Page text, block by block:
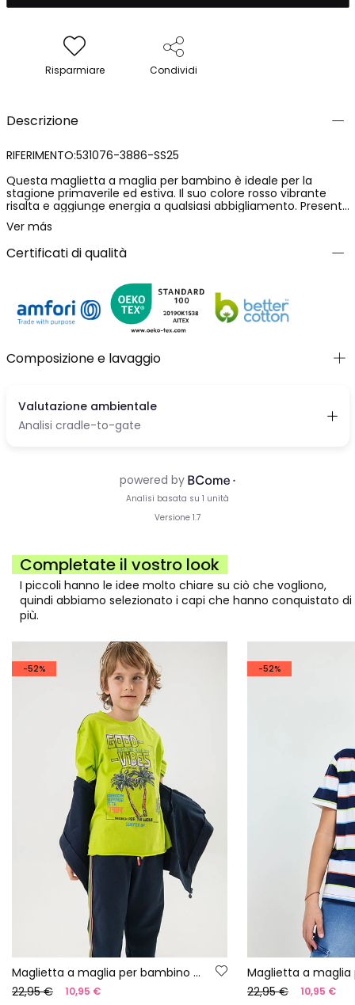
Risparmiare Condividi
Descrizione
RIFERIMENTO:531076-3886-SS25
Questa maglietta a maglia per bambino è ideale per la
stagione primaverile ed estiva. Il suo colore rosso vibrante
risalta e aggiunge energia a qualsiasi abbigliamento. Presenta
un design con illustrazioni di tavole da surf e un messaggio
divertente, che la rende un'opzione attraente per i più piccoli.
Realizzata in un materiale morbido e leggero, offre comfort
durante tutta la giornata. Disponibile in taglie per bambini da
pantaloncini o capi sportivi. Un capo base versatile che non
può mancare nel guardaroba del tuo bambino.
Ver más
Certificati di qualità
Composizione e lavaggio
Completate il vostro look
I piccoli hanno le idee molto chiare su ciò che vogliono,
quindi abbiamo selezionato i capi che hanno conquistato di
più.
-52%
Maglietta a maglia per bambino di colore verde
22,95 €
10,95 €
-52%
22,95 € 10,95 €